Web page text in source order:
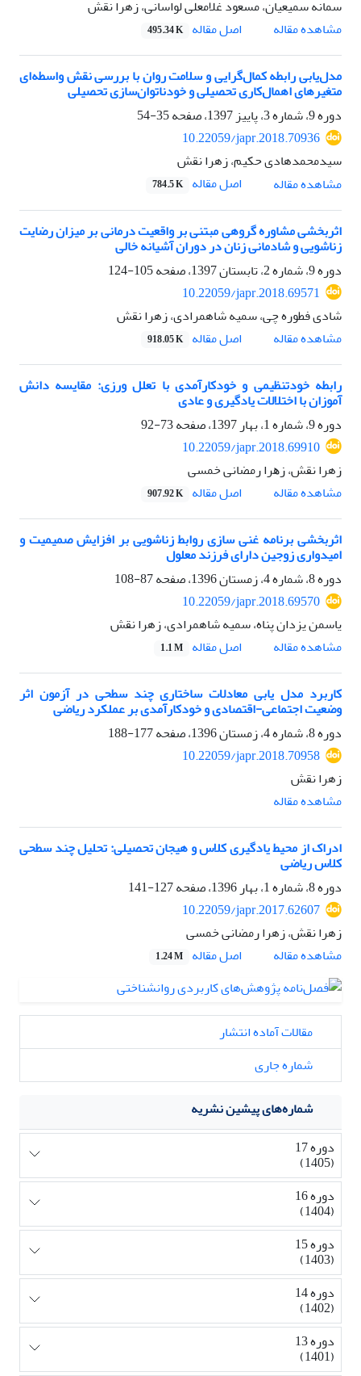
سمانه سمیعیان، مسعود غلامعلی لواسانی، زهرا نقش
مشاهده مقاله
اصل مقاله 495.34 K
مدل‌یابی رابطه کمال‌گرایی و سلامت روان با بررسی نقش واسطه‌ای
متغیرهای اهمال‌کاری ‌تحصیلی و خودناتوان‌سازی ‌تحصیلی
دوره 9، شماره 3، پاییز 1397، صفحه
35-54
10.22059/japr.2018.70936
سیدمحمدهادی حکیم، زهرا نقش
مشاهده مقاله
اصل مقاله 784.5 K
اثربخشی مشاوره گروهی مبتنی بر واقعیت درمانی بر میزان رضایت
زناشویی و شادمانی زنان در دوران آشیانه خالی
دوره 9، شماره 2، تابستان 1397، صفحه
105-124
10.22059/japr.2018.69571
شادی فطوره چی، سمیه شاهمرادی، زهرا نقش
مشاهده مقاله
اصل مقاله 918.05 K
رابطه خودتنظیمی و خودکارآمدی با تعلل ورزی: مقایسه دانش
آموزان با اختلالات یادگیری و عادی
دوره 9، شماره 1، بهار 1397، صفحه
73-92
10.22059/japr.2018.69910
زهرا نقش، زﻫﺮا رﻣﻀﺎﻧﯽ ﺧﻤﺴﯽ
مشاهده مقاله
اصل مقاله 907.92 K
اثربخشی برنامه غنی سازی روابط زناشویی بر افزایش صمیمیت و
امیدواری زوجین دارای فرزند معلول
دوره 8، شماره 4، زمستان 1396، صفحه
87-108
10.22059/japr.2018.69570
یاسمن یزدان پناه، سمیه شاهمرادی، زهرا نقش
مشاهده مقاله
اصل مقاله 1.1 M
کاربرد مدل یابی معادلات ساختاری چند سطحی در آزمون اثر
وضعیت اجتماعی-اقتصادی و خودکارآمدی بر عملکرد ریاضی
دوره 8، شماره 4، زمستان 1396، صفحه
177-188
10.22059/japr.2018.70958
زهرا نقش
مشاهده مقاله
ادراک از محیط یادگیری کلاس و هیجان تحصیلی: تحلیل چند سطحی
کلاس ریاضی
دوره 8، شماره 1، بهار 1396، صفحه
127-141
10.22059/japr.2017.62607
زهرا نقش، زهرا رمضانی خمسی
مشاهده مقاله
اصل مقاله 1.24 M
مقالات آماده انتشار
شماره جاری
شماره‌های پیشین نشریه
دوره 17
(1405)
دوره 16
(1404)
دوره 15
(1403)
دوره 14
(1402)
دوره 13
(1401)